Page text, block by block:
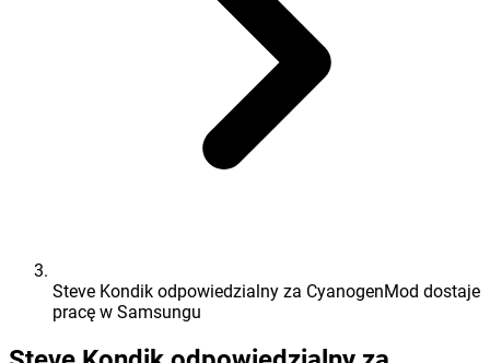
Steve Kondik odpowiedzialny za CyanogenMod dostaje
pracę w Samsungu